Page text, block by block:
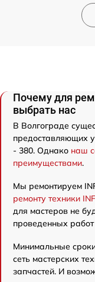
Почему для
выбрать нас
В Волгограде
предоставляющих
- 380. Однако наш
преимуществами.
Мы ремонтируем
ремонту техники
для мастеров не
проведенных работ
Минимальные
сеть мастерских
запчастей. И